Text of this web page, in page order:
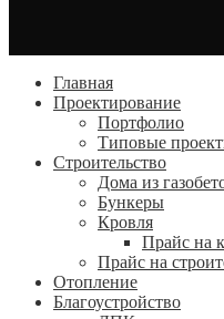
Главная
Проектирование
Портфолио
Типовые
Строительство
Дома из
Бункеры
Кровля
Прайс на
Прайс на
Отопление
Благоустройство